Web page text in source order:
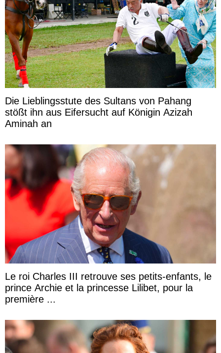
Die Lieblingsstute des Sultans von Pahang
stößt ihn aus Eifersucht auf Königin Azizah
Aminah an
Le roi Charles III retrouve ses petits-enfants, le
prince Archie et la princesse Lilibet, pour la
première ...